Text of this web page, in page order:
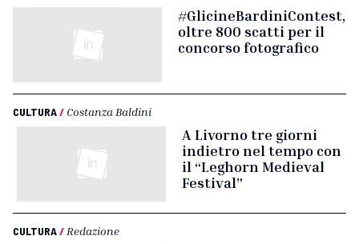
#GlicineBardiniContest,
oltre 800 scatti per il
concorso fotografico
CULTURA/ Costanza Baldini
A Livorno tre giorni
indietro nel tempo con
il “Leghorn Medieval
Festival”
CULTURA/ Redazione